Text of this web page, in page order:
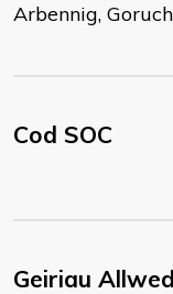
Arbennig,
Cod SOC
Geiriau